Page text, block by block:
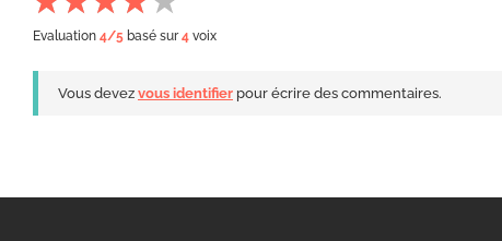
Evaluation 4/5 basé sur4 voix
Vous devez vous identifier pour écrire des commentaires.